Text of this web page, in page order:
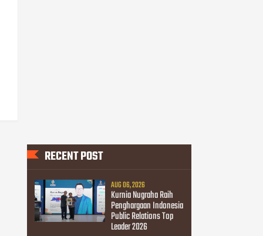
RECENT POST
AUG 06, 2026
Kurnia Nugraha Raih
Penghargaan Indonesia
Public Relations Top
Leader 2026